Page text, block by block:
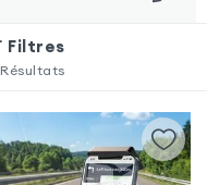
Filtres
Résultats